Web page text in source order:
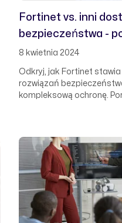
Fortinet vs. inni
bezpieczeństwa -
8 kwietnia 2024
Odkryj, jak Fortinet
rozwiązań
kompleksową ochronę.